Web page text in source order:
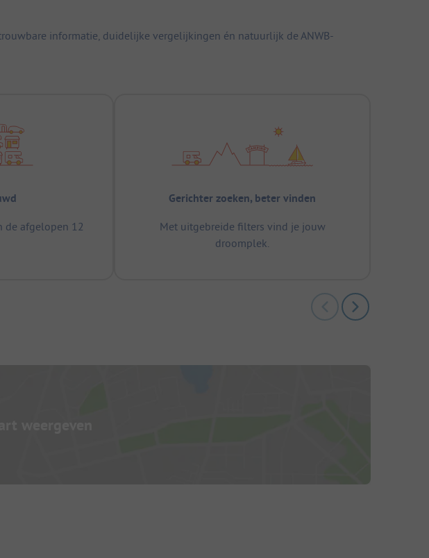
informatie, duidelijke vergelijkingen én natuurlijk de ANWB-
de afgelopen 12
Gerichter zoeken, beter vinden
Met uitgebreide filters vind je jouw
droomplek.
weergeven